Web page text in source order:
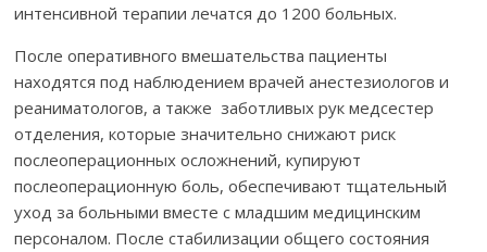
интенсивной терапии лечатся до 1200 больных.
После оперативного вмешательства пациенты
находятся под наблюдением врачей анестезиологов и
реаниматологов, а также заботливых рук медсестер
отделения, которые значительно снижают риск
послеоперационных осложнений, купируют
послеоперационную боль, обеспечивают тщательный
уход за больными вместе с младшим медицинским
персоналом. После стабилизации общего состояния